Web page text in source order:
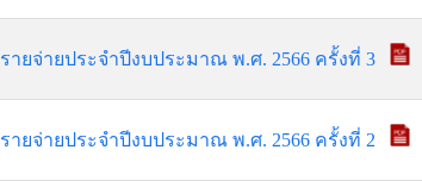
ายจ่ายประจำปีงบประมาณ พ.ศ. 2566 ครั้งที่ 3
ายจ่ายประจำปีงบประมาณ พ.ศ. 2566 ครั้งที่ 2